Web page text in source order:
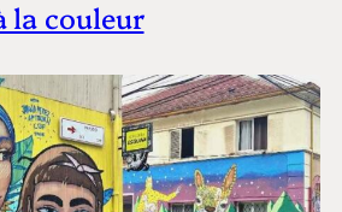
la couleur